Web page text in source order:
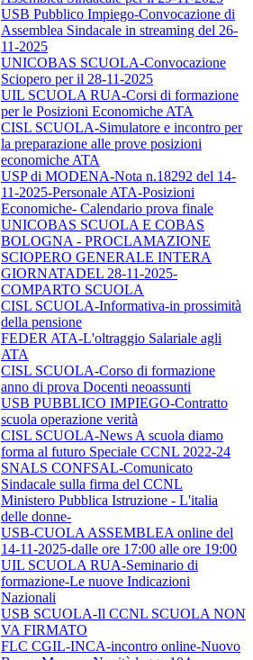
USB Pubblico Impiego-Convocazione di
Assemblea Sindacale in streaming del 26-
11-2025
UNICOBAS SCUOLA-Convocazione
Sciopero per il 28-11-2025
UIL SCUOLA RUA-Corsi di formazione
per le Posizioni Economiche ATA
CISL SCUOLA-Simulatore e incontro per
la preparazione alle prove posizioni
economiche ATA
USP di MODENA-Nota n.18292 del 14-
11-2025-Personale ATA-Posizioni
Economiche- Calendario prova finale
UNICOBAS SCUOLA E COBAS
BOLOGNA - PROCLAMAZIONE
SCIOPERO GENERALE INTERA
GIORNATADEL 28-11-2025-
COMPARTO SCUOLA
CISL SCUOLA-Informativa-in prossimità
della pensione
FEDER ATA-L'oltraggio Salariale agli
ATA
CISL SCUOLA-Corso di formazione
anno di prova Docenti neoassunti
USB PUBBLICO IMPIEGO-Contratto
scuola operazione verità
CISL SCUOLA-News A scuola diamo
forma al futuro Speciale CCNL 2022-24
SNALS CONFSAL-Comunicato
Sindacale sulla firma del CCNL
Ministero Pubblica Istruzione - L'italia
delle donne-
USB-CUOLA ASSEMBLEA online del
14-11-2025-dalle ore 17:00 alle ore 19:00
UIL SCUOLA RUA-Seminario di
formazione-Le nuove Indicazioni
Nazionali
USB SCUOLA-Il CCNL SCUOLA NON
VA FIRMATO
FLC CGIL-INCA-incontro online-Nuovo